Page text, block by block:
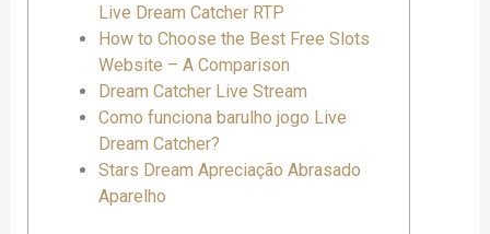
Live Dream Catcher RTP
How to Choose the Best Free Slots
Website – A Comparison
Dream Catcher Live Stream
Como funciona barulho jogo Live
Dream Catcher?
Stars Dream Apreciação Abrasado
Aparelho